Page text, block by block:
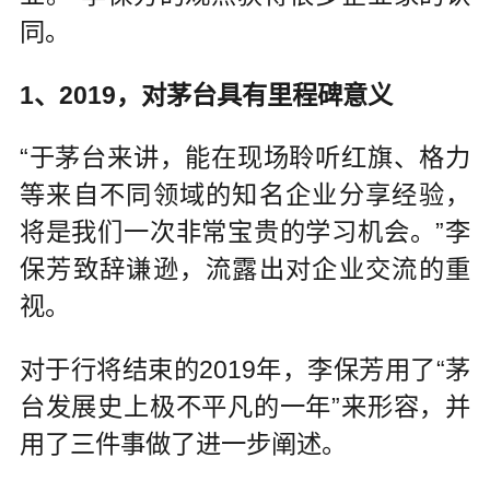
同。
1、2019，对茅台具有里程碑意义
“于茅台来讲，能在现场聆听红旗、格力
等来自不同领域的知名企业分享经验，
将是我们一次非常宝贵的学习机会。”李
保芳致辞谦逊，流露出对企业交流的重
视。
对于行将结束的2019年，李保芳用了“茅
台发展史上极不平凡的一年”来形容，并
用了三件事做了进一步阐述。